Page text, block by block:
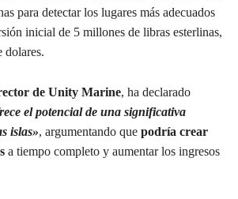
para detectar los lugares más adecuados
inicial de 5 millones de libras esterlinas,
dolares.
de Unity Marine, ha declarado
el potencial de una significativa
islas», argumentando que podría crear
a tiempo completo y aumentar los ingresos